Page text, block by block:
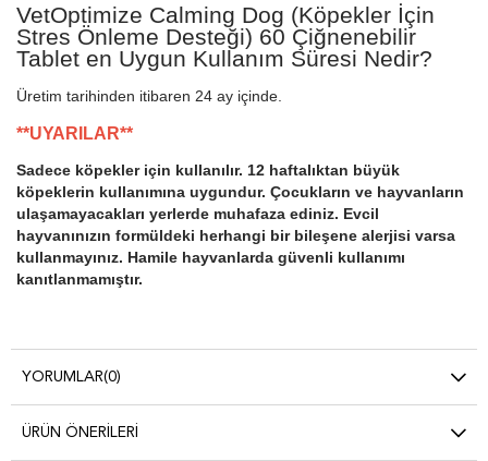
VetOptimize Calming Dog (Köpekler İçin
Stres Önleme Desteği) 60 Çiğnenebilir
Tablet en Uygun Kullanım Süresi Nedir?
Üretim tarihinden itibaren 24 ay içinde.
**UYARILAR**
Sadece köpekler için kullanılır. 12 haftalıktan büyük
köpeklerin kullanımına uygundur. Çocukların ve hayvanların
ulaşamayacakları yerlerde muhafaza ediniz. Evcil
hayvanınızın formüldeki herhangi bir bileşene alerjisi varsa
kullanmayınız. Hamile hayvanlarda güvenli kullanımı
kanıtlanmamıştır.
YORUMLAR(0)
ÜRÜN ÖNERILERI